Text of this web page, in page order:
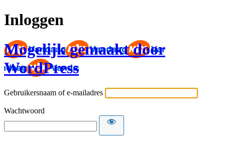
Inloggen
Mogelijk gemaakt door
WordPress
Gebruikersnaam of e-mailadres
Wachtwoord